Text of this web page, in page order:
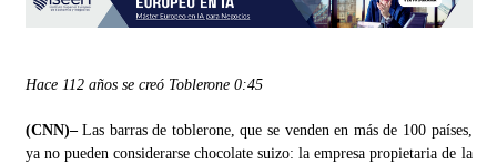
Hace 112 años se creó Toblerone 0:45
(CNN)–Las barras de toblerone, que se venden en más de 100 países,
ya no pueden considerarse chocolate suizo: la empresa propietaria de la